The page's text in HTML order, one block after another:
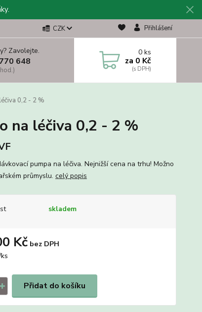
CZK Přihlášení
Zavolejte.
648
0ks
za 0 Kč
0,2 - 2 %
na léčiva 0,2 - 2 %
pumpa na léčiva. Nejnižší cena na trhu! Možno
průmyslu. celý popis
skladem
ks
Kč bez DPH
Přidat do košíku